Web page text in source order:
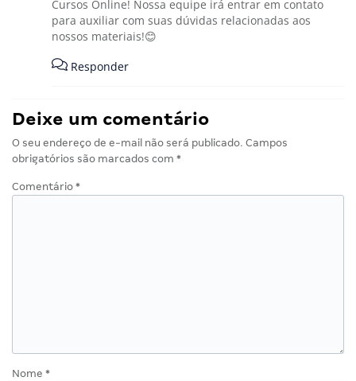
Cursos Online! Nossa equipe irá entrar em contato
para auxiliar com suas dúvidas relacionadas aos
nossos materiais!😊
Responder
Deixe um comentário
O seu endereço de e-mail não será publicado. Campos
obrigatórios são marcados com *
Comentário *
Nome *